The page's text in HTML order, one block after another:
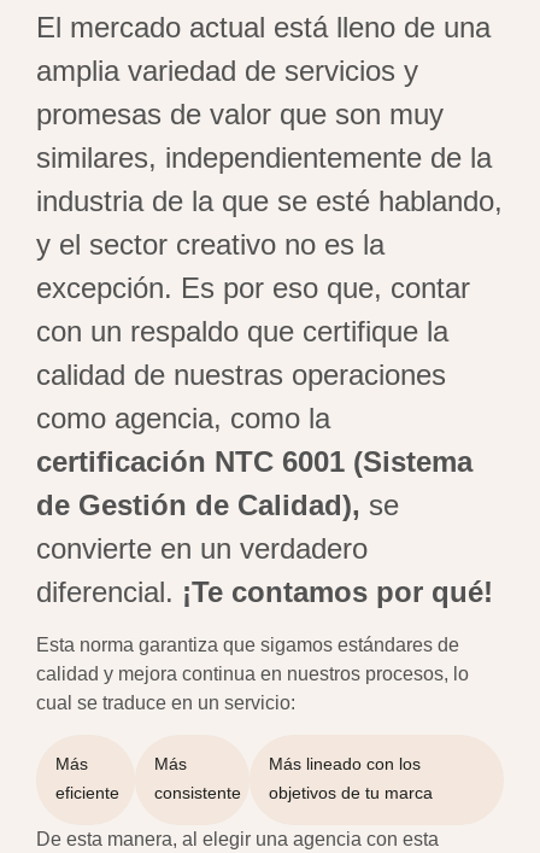
El mercado actual está lleno de una
amplia variedad de servicios y
promesas de valor que son muy
similares, independientemente de la
industria de la que se esté hablando,
y el sector creativo no es la
excepción. Es por eso que, contar
con un respaldo que certifique la
calidad de nuestras operaciones
como agencia, como la
certificación NTC 6001 (Sistema
de Gestión de Calidad), se
convierte en un verdadero
diferencial. ¡Te contamos por qué!
Esta norma garantiza que sigamos estándares de
calidad y mejora continua en nuestros procesos, lo
cual se traduce en un servicio:
Más
eficiente
Más
consistente
Más lineado con los
objetivos de tu marca
De esta manera, al elegir una agencia con esta